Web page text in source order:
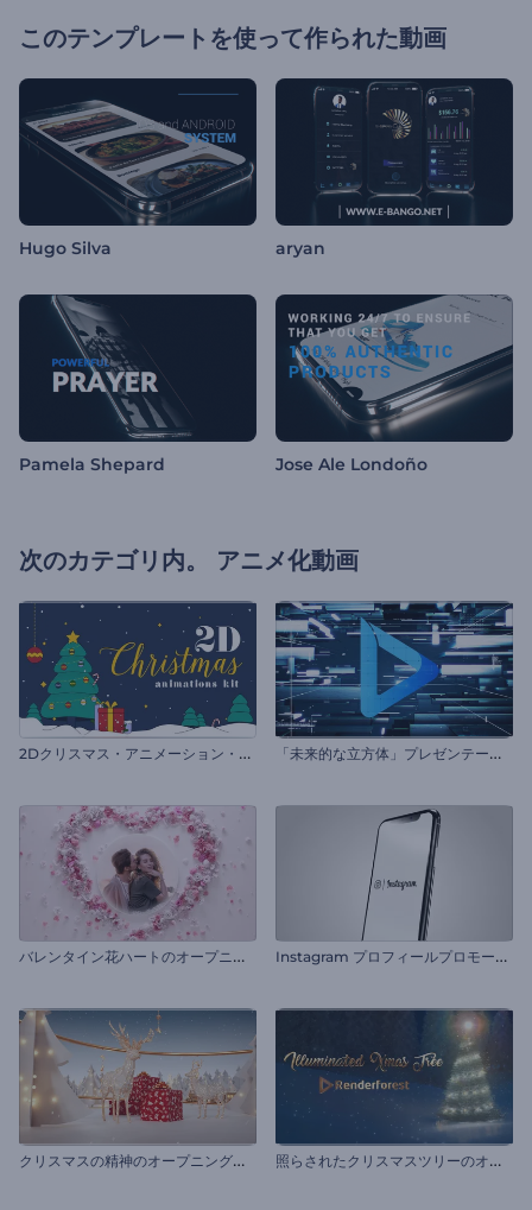
このテンプレートを使って作られた動画
Hugo Silva aryan
Pamela Shepard Jose Ale Londoño
次のカテゴリ内。 アニメ化動画
2
Dクリスマス・アニメーション・キット 「
未来的な立方体」プレゼンテーション
バ
レンタイン花ハートのオープニング動画 I
nstagram プロフィールプロモーション
ク
リスマスの精神のオープニング動画 照
らされたクリスマスツリーのオープニング動画